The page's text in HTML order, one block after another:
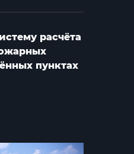
расчёта
пунктах